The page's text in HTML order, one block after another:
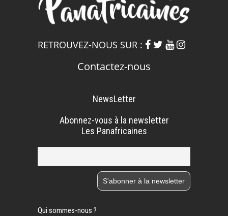
RETROUVEZ-NOUS SUR :
Contactez-nous
NewsLetter
Abonnez-vous à la newsletter
Les Panafricaines
Qui sommes-nous ?